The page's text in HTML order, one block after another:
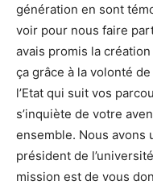
génération en sont
voir pour nous faire
avais promis la création
ça grâce à la volonté
l’Etat qui suit vos
s’inquiète de votre
ensemble. Nous avons
président de
mission est de vous